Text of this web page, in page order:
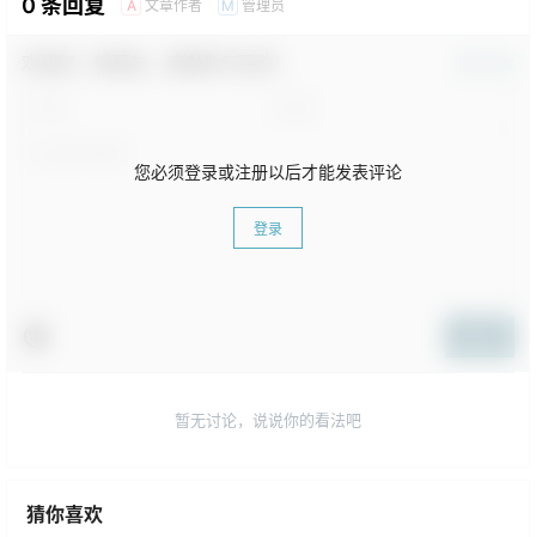
0 条回复 A 文章作者 M 管理员
您必须登录或注册以后才能发表评论
登录
暂无讨论，说说你的看法吧
猜你喜欢